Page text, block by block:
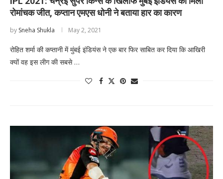
रोमांचक जीत, कप्तान एमएस धोनी ने बताया हार का कारण
by Sneha Shukla May 2, 2021
रोहित शर्मा की कप्तानी में मुंबई इंडियंस ने एक बार फिर साबित कर दिया कि आखिरी
क्यों वह इस लीग की सबसे …